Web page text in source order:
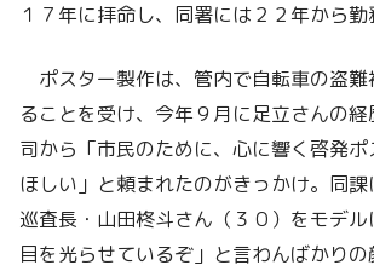
１７年に拝命し、同署には２２年から勤
ポスター製作は、管内で自転車の盗難
ることを受け、今年９月に足立さんの
司から「市民のために、心に響く啓発
ほしい」と頼まれたのがきっかけ。同
巡査長・山田柊斗さん（３０）をモデ
目を光らせているぞ」と言わんばかり